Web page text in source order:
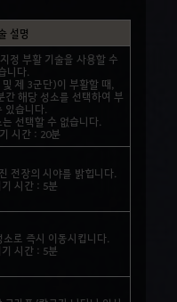
설명
정 부활 기술을 사용할 수
니다.
제 3군단)이 부활할 때,
간 해당 성소를 선택하여 부
있습니다.
선택할 수 없습니다.
시간 : 20분
전장의 시야를 밝힙니다.
시간 : 5분
로 즉시 이동시킵니다.
시간 : 5분